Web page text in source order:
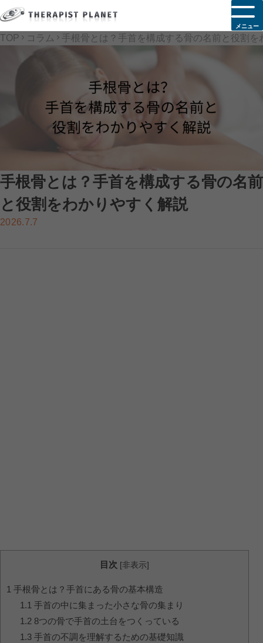
メニュー
TOP コラム 手根骨とは？手首を構成する骨の名前と役割を
手根骨とは？手首を構成する骨の名前
と役割をわかりやすく解説
2026.7.7
目次 [非表示]
1 手根骨とは？手首にある骨の基本構造
1.1 手首の中に集まった小さな骨の集まり
1.28つの骨で手首の土台をつくっている
1.3手首の不調を理解するための基礎知識